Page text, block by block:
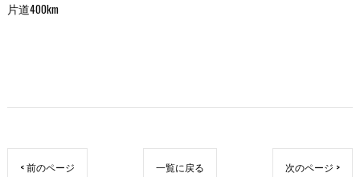
片道400km
< 前のページ 一覧に戻る 次のページ >